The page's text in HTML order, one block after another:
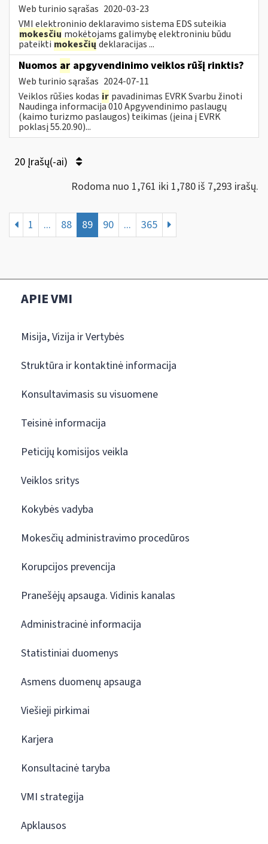
Web turinio sąrašas 2020-03-23
VMI elektroninio deklaravimo sistema EDS suteikia
mokesčių mokėtojams galimybę elektroniniu būdu
pateiktimokesčių deklaracijas ...
Nuomos ar apgyvendinimo veiklos rūšį rinktis?
Web turinio sąrašas 2024-07-11
Veiklos rūšies kodas ir pavadinimas EVRK Svarbu žinoti
Naudinga informacija 010 Apgyvendinimo paslaugų
(kaimo turizmo paslaugos) teikimas (įeina į EVRK
poklasį 55.20.90)...
20 Įrašų(-ai)
Rodoma nuo 1,761 iki 1,780 iš 7,293 irašų.
1 ... 88 89 90 ... 365
APIE VMI
Misija, Vizija ir Vertybės
Struktūra ir kontaktinė informacija
Konsultavimasis su visuomene
Teisinė informacija
Peticijų komisijos veikla
Veiklos sritys
Kokybės vadyba
Mokesčių administravimo procedūros
Korupcijos prevencija
Pranešėjų apsauga. Vidinis kanalas
Administracinė informacija
Statistiniai duomenys
Asmens duomenų apsauga
Viešieji pirkimai
Karjera
Konsultacinė taryba
VMI strategija
Apklausos